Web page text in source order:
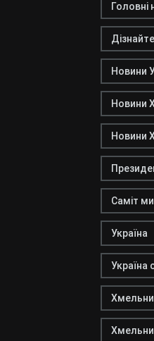
Новини
Новини
Новини
Саміт
Україна
Україна